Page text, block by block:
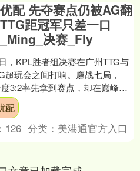
配 先夺赛点仍被AG翻
距冠军只差一口
决赛_Fly
，KPL胜者组决赛在广州TTG与
超玩会之间打响。鏖战七局，
3:2率先拿到赛点，却在巅峰对
连追两分，最终3:4止步决赛门
配
126 分类： 美港通官方入口